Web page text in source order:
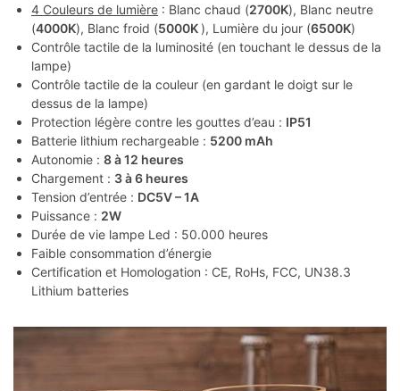
4 Couleurs de lumière : Blanc chaud (2700K), Blanc neutre
(4000K), Blanc froid (5000K ), Lumière du jour (6500K)
Contrôle tactile de la luminosité (en touchant le dessus de la
lampe)
Contrôle tactile de la couleur (en gardant le doigt sur le
dessus de la lampe)
Protection légère contre les gouttes d’eau : IP51
Batterie lithium rechargeable : 5200 mAh
Autonomie : 8 à 12 heures
Chargement : 3 à 6 heures
Tension d’entrée : DC5V – 1A
Puissance : 2W
Durée de vie lampe Led : 50.000 heures
Faible consommation d’énergie
Certification et Homologation : CE, RoHs, FCC, UN38.3
Lithium batteries